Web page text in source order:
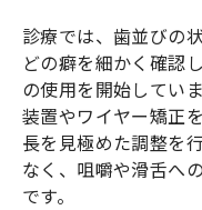
診療では、歯並びの
どの癖を細かく確認
の使用を開始してい
装置やワイヤー矯正
長を見極めた調整を
なく、咀嚼や滑舌へ
です。